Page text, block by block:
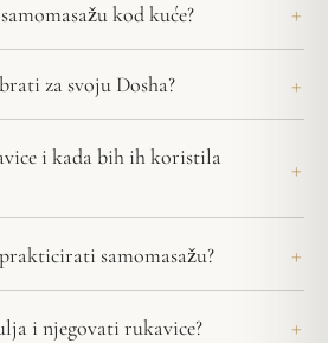
kod kuće?
za svoju Dosha?
i kada bih ih koristila
samomasažu?
i njegovati rukavice?